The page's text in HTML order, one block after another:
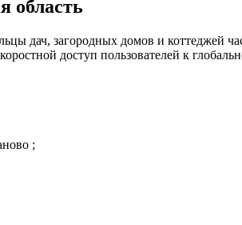
область
дач, загородных домов и коттеджей
доступ пользователей к
;